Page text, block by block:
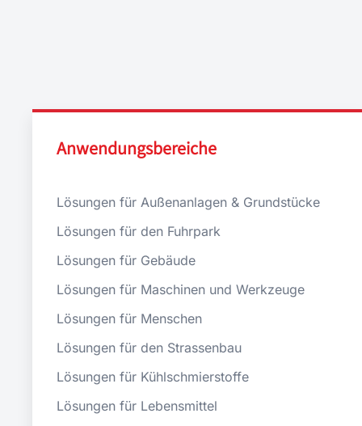
Anwendungsbereiche
Lösungen für Außenanlagen & Grundstücke
Lösungen für den Fuhrpark
Lösungen für Gebäude
Lösungen für Maschinen und Werkzeuge
Lösungen für Menschen
Lösungen für den Strassenbau
Lösungen für Kühlschmierstoffe
Lösungen für Lebensmittel